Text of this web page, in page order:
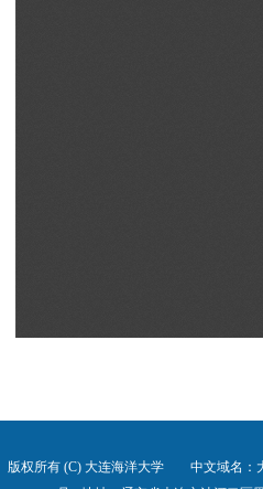
版权所有 (C) 大连海洋大学 中文域名：